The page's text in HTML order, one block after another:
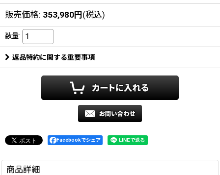
販売価格: 353,980円(税込)
数量:
返品特約に関する重要事項
Facebookでシェア
商品詳細